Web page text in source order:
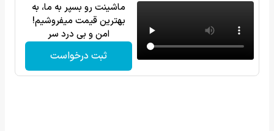
ماشینت رو بسپر به ما، به
بهترین قیمت میفروشیم!
امن و بی درد سر
ثبت درخواست